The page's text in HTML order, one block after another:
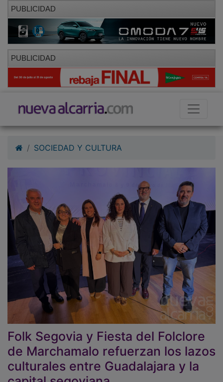
PUBLICIDAD
PUBLICIDAD
Folk Segovia y Fiesta del Folclore
de Marchamalo refuerzan los lazos
culturales entre Guadalajara y la
capital segoviana